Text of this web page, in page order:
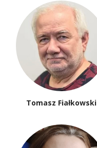
Tomasz Fiałkowski